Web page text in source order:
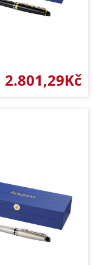
2.801,29Kč